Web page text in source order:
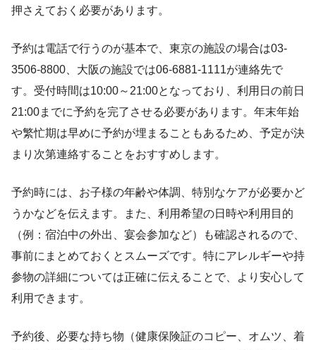
押さえておく必要があります。
予約は電話で行うのが基本で、東京の施設の場合は03-
3506-8800、大阪の施設では06-6881-1111が連絡先で
す。受付時間は10:00～21:00となっており、利用日の前日
21:00までに予約を完了させる必要があります。年末年始
や繁忙期は早めに予約が埋まることもあるため、予定が決
まり次第連絡することをおすすめします。
予約時には、お子様の年齢や体調、特別なケアが必要かど
うかなどを伝えます。また、利用希望の日時や利用目的
（例：宿泊中の外出、宴会参加など）も確認されるので、
事前にまとめておくとスムーズです。特にアレルギーや持
参物の詳細については正確に伝えることで、より安心して
利用できます。
予約後、必要な持ち物（健康保険証のコピー、オムツ、着